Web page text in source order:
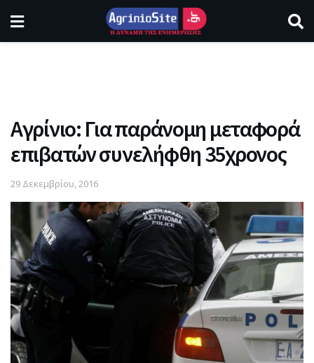
Αγρίνιο: Για παράνομη μεταφορά
επιβατών συνελήφθη 35χρονος
29 Δεκεμβρίου, 2016